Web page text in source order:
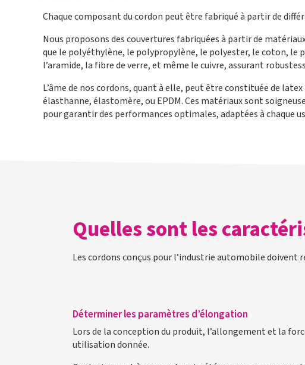
Chaque composant du cordon peut être fabriqué à partir de
Nous proposons des couvertures fabriquées à partir de
que le polyéthylène, le polypropylène, le polyester, le coton, le
l’aramide, la fibre de verre, et même le cuivre, assurant
L’âme de nos cordons, quant à elle, peut être constituée de
élasthanne, élastomère, ou EPDM. Ces matériaux sont
pour garantir des performances optimales, adaptées à chaque
Quelles sont les
Les cordons conçus pour l’industrie automobile doivent
Déterminer les paramètres d’élongation
Lors de la conception du produit, l’allongement et la
utilisation donnée.